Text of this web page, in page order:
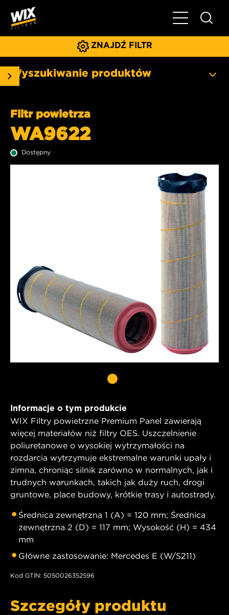
Pokaż/ukryj
ZNAJDŹ FILTR
Wyszukiwanie produktów
Filtr powietrza
WA9622
Dostępny
Informacje o tym produkcie
WIX Filtry powietrzne Premium Panel zawierają
więcej materiałów niż filtry OES. Uszczelnienie
poliuretanowe o wysokiej wytrzymałości na
rozdarcia wytrzymuje ekstremalne warunki upały i
zimna, chroniąc silnik zarówno w normalnych, jak i
trudnych warunkach, takich jak duży ruch, drogi
gruntowe, place budowy, krótkie trasy i autostrady.
Średnica zewnętrzna 1 (A) = 120 mm; Średnica
zewnętrzna 2 (D) = 117 mm; Wysokość (H) = 434
mm
Główne zastosowanie: Mercedes E (W/S211)
Kod GTIN: 5050026352596
Szczegóły produktu